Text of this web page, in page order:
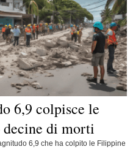
6,9 colpisce le
di morti
6,9 che ha colpito le Filippine